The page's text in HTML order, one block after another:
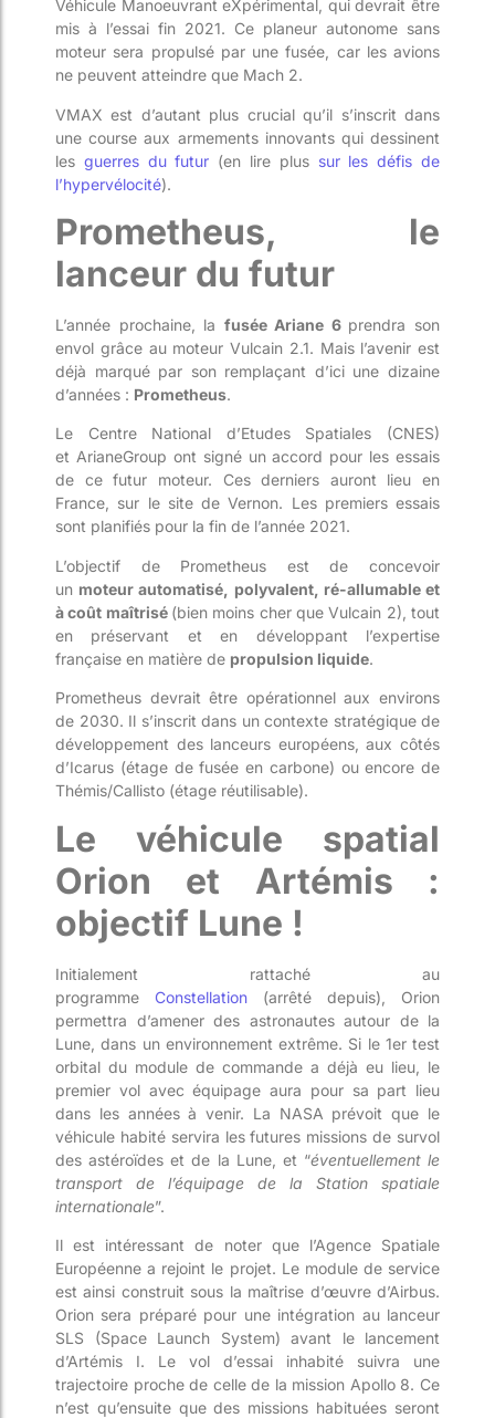
Véhicule Manoeuvrant eXpérimental
, qui devrait être
mis à l’essai fin 2021. Ce planeur autonome sans
moteur sera propulsé par une fusée, car les avions
ne peuvent atteindre que Mach 2.
VMAX est d’autant plus crucial qu’il s’inscrit dans
une course aux armements innovants qui dessinent
les guerres du futur (en lire plus sur les défis de
l’hypervélocité).
Prometheus, le
lanceur du futur
L’année prochaine, la fusée Ariane 6 prendra son
envol grâce au moteur Vulcain 2.1. Mais l’avenir est
déjà marqué par son remplaçant d’ici une dizaine
d’années : Prometheus.
Le Centre National d’Etudes Spatiales (CNES)
et ArianeGroup ont signé un accord pour les essais
de ce futur moteur. Ces derniers auront lieu en
France, sur le site de Vernon. Les premiers essais
sont planifiés pour la fin de l’année 2021.
L’objectif de Prometheus est de concevoir
un moteur automatisé, polyvalent, ré-allumable et
à coût maîtrisé (bien moins cher que Vulcain 2), tout
en préservant et en développant l’expertise
française en matière de propulsion liquide.
Prometheus devrait être opérationnel aux environs
de 2030. Il s’inscrit dans un contexte stratégique de
développement des lanceurs européens, aux côtés
d’Icarus (étage de fusée en carbone) ou encore de
Thémis/Callisto (étage réutilisable).
Le véhicule spatial
Orion et Artémis :
objectif Lune !
Initialement rattaché au
programme Constellation (arrêté depuis), Orion
permettra d’amener des astronautes autour de la
Lune, dans un environnement extrême. Si le 1er test
orbital du module de commande a déjà eu lieu, le
premier vol avec équipage aura pour sa part lieu
dans les années à venir. La NASA prévoit que le
véhicule habité servira les futures missions de survol
des astéroïdes et de la Lune, et “éventuellement le
transport de l’équipage de la Station spatiale
internationale”.
Il est intéressant de noter que l’Agence Spatiale
Européenne a rejoint le projet. Le module de service
est ainsi construit sous la maîtrise d’œuvre d’Airbus.
Orion sera préparé pour une intégration au lanceur
SLS (Space Launch System) avant le lancement
d’Artémis I. Le vol d’essai inhabité suivra une
trajectoire proche de celle de la mission Apollo 8. Ce
n’est qu’ensuite que des missions habituées seront